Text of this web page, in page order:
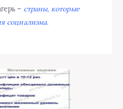
– страны, которые
социализма.